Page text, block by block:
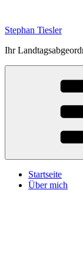
springen
Stephan Tiesler
Ihr
Startseite
Über mich